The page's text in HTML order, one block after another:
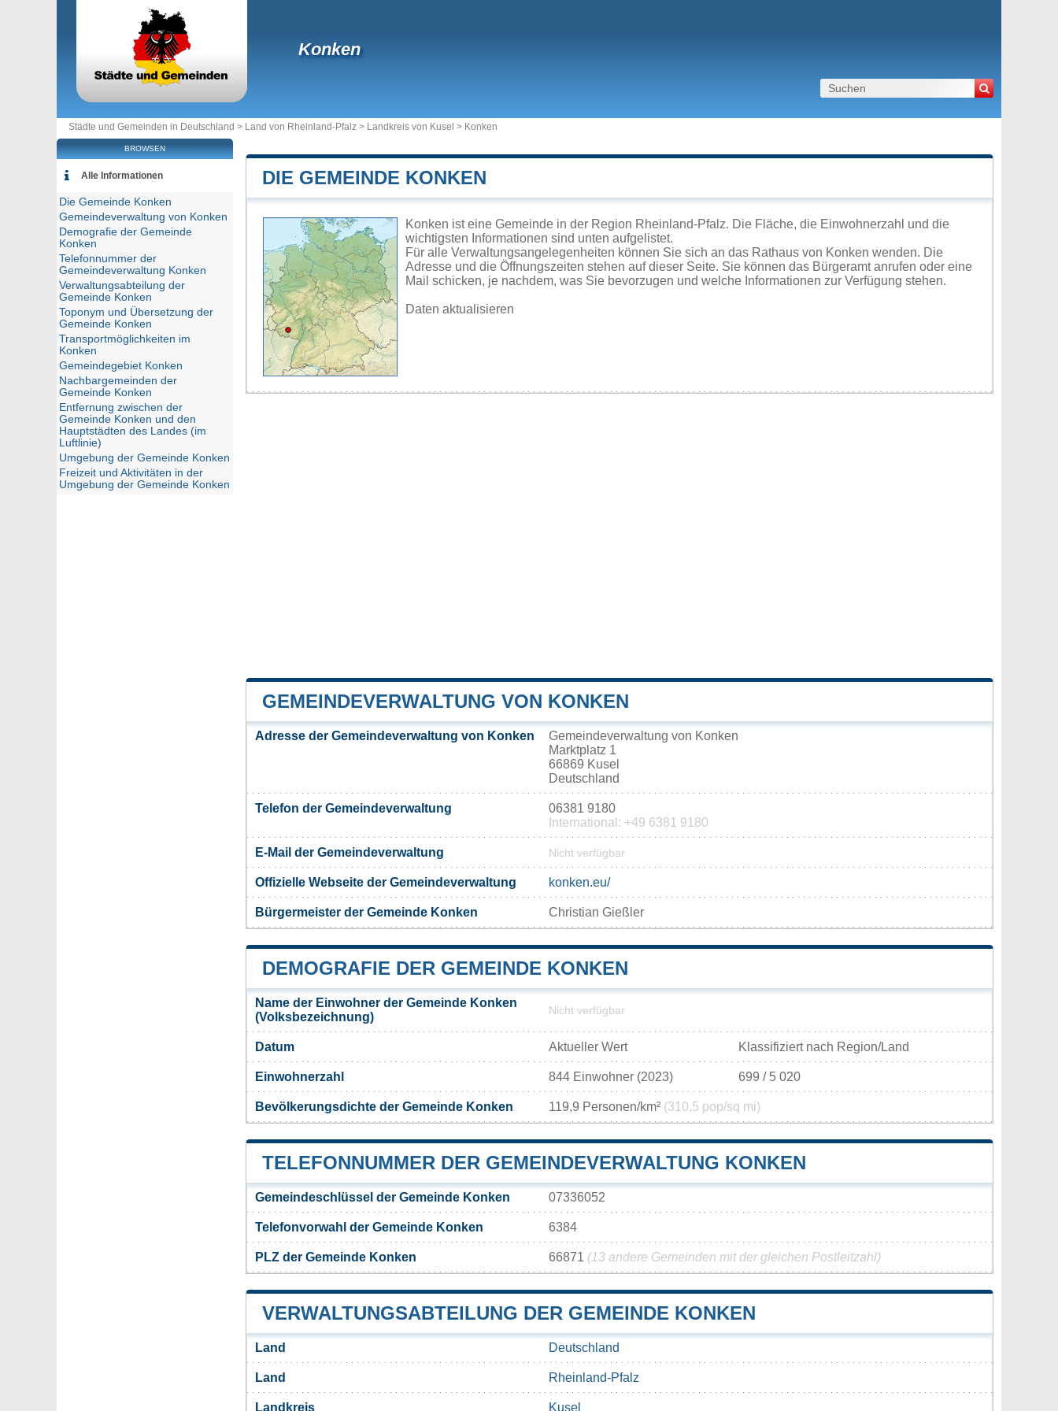
Konken
Städte und Gemeinden in Deutschland > Land von Rheinland-Pfalz > Landkreis von Kusel > Konken
DIE GEMEINDE KONKEN
Konken ist eine Gemeinde in der Region Rheinland-Pfalz. Die Fläche, die Einwohnerzahl und die
wichtigsten Informationen sind unten aufgelistet.
Für alle Verwaltungsangelegenheiten können Sie sich an das Rathaus von Konken wenden. Die
Adresse und die Öffnungszeiten stehen auf dieser Seite. Sie können das Bürgeramt anrufen oder eine
Mail schicken, je nachdem, was Sie bevorzugen und welche Informationen zur Verfügung stehen.
Daten aktualisieren
GEMEINDEVERWALTUNG VON KONKEN
Adresse der Gemeindeverwaltung von Konken
Gemeindeverwaltung von Konken
Marktplatz 1
66869 Kusel
Deutschland
Telefon der Gemeindeverwaltung
06381 9180
International: +49 6381 9180
E-Mail der Gemeindeverwaltung Nicht verfügbar
Offizielle Webseite der Gemeindeverwaltung konken.eu/
Bürgermeister der Gemeinde Konken Christian Gießler
DEMOGRAFIE DER GEMEINDE KONKEN
Name der Einwohner der Gemeinde Konken
(Volksbezeichnung)
Nicht verfügbar
Datum Aktueller Wert Klassifiziert nach Region/Land
Einwohnerzahl 844 Einwohner (2023) 699 / 5 020
Bevölkerungsdichte der Gemeinde Konken 119,9 Personen/km² (310,5 pop/sq mi)
TELEFONNUMMER DER GEMEINDEVERWALTUNG KONKEN
Gemeindeschlüssel der Gemeinde Konken 07336052
Telefonvorwahl der Gemeinde Konken 6384
PLZ der Gemeinde Konken 66871 (13 andere Gemeinden mit der gleichen Postleitzahl)
VERWALTUNGSABTEILUNG DER GEMEINDE KONKEN
Land Deutschland
Land Rheinland-Pfalz
Landkreis Kusel
BROWSEN
Alle Informationen
Die Gemeinde Konken
Gemeindeverwaltung von Konken
Demografie der Gemeinde
Konken
Telefonnummer der
Gemeindeverwaltung Konken
Verwaltungsabteilung der
Gemeinde Konken
Toponym und Übersetzung der
Gemeinde Konken
Transportmöglichkeiten im
Konken
Gemeindegebiet Konken
Nachbargemeinden der
Gemeinde Konken
Entfernung zwischen der
Gemeinde Konken und den
Hauptstädten des Landes (im
Luftlinie)
Umgebung der Gemeinde Konken
Freizeit und Aktivitäten in der
Umgebung der Gemeinde Konken